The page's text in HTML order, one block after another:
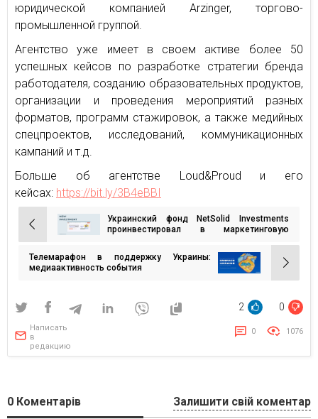
юридической компанией Arzinger, торгово-
промышленной группой.
Агентство уже имеет в своем активе более 50
успешных кейсов по разработке стратегии бренда
работодателя, созданию образовательных продуктов,
организации и проведения мероприятий разных
форматов, программ стажировок, а также медийных
спецпроектов, исследований, коммуникационных
кампаний и т.д.
Больше об агентстве Loud&Proud и его
кейсах: https://bit.ly/3B4eBBI
Навигация
по
записям
Украинский фонд NetSolid Investments
проинвестировал в маркетинговую
Телемарафон в поддержку Украины:
медиаактивность события
2 0
Написать
в
редакцию
0 1076
0 Коментарів Залишити свій коментар